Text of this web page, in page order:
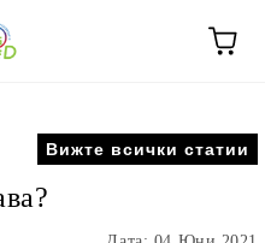
Вижте всички статии